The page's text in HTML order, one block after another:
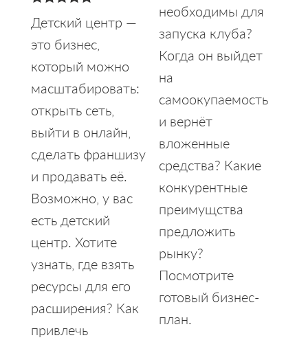
из 5
Детский центр —
это бизнес,
который можно
масштабировать:
открыть сеть,
выйти в онлайн,
сделать франшизу
и продавать её.
Возможно, у вас
есть детский
центр. Хотите
узнать, где взять
ресурсы для его
расширения? Как
привлечь
необходимы для
запуска клуба?
Когда он выйдет
на
самоокупаемость
и вернёт
вложенные
средства? Какие
конкурентные
преимущства
предложить
рынку?
Посмотрите
готовый бизнес-
план.